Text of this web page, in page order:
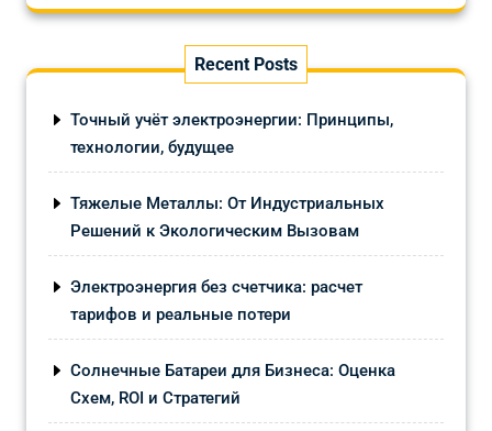
Recent Posts
Точный учёт электроэнергии: Принципы,
технологии, будущее
Тяжелые Металлы: От Индустриальных
Решений к Экологическим Вызовам
Электроэнергия без счетчика: расчет
тарифов и реальные потери
Солнечные Батареи для Бизнеса: Оценка
Схем, ROI и Стратегий